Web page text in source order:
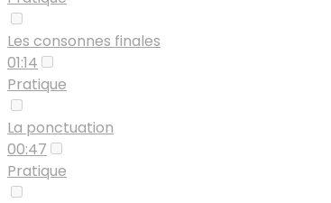
Les consonnes finales
01:14
Pratique
La ponctuation
00:47
Pratique